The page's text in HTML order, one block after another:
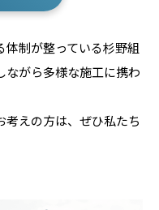
制が整っている杉野組
ながら多様な施工に携わ
考えの方は、ぜひ私たち